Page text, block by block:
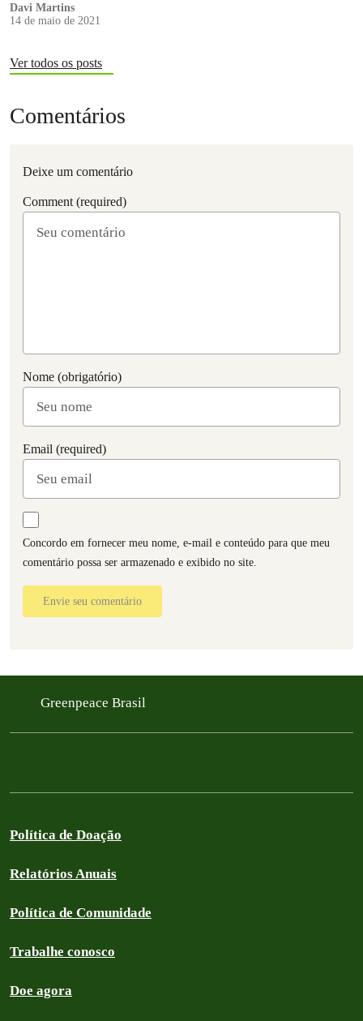
Davi Martins
14 de maio de 2021
Ver todos os posts
Comentários
Deixe um comentário
Comment (required)
Nome (obrigatório)
Email (required)
Concordo em fornecer meu nome, e-mail e conteúdo para que meu
comentário possa ser armazenado e exibido no site.
Envie seu comentário
Greenpeace Brasil
Política de Doação
Relatórios Anuais
Política de Comunidade
Trabalhe conosco
Doe agora